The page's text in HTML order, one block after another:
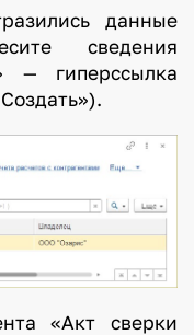
данные
сведения
— гиперссылка
«Акт сверки